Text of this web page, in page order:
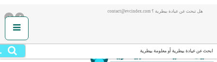
هل تبحث عن عيادة بيطرية ؟ contact@evcindex.com
ابحث عن عيادة بيطرية أو معلومة بيطرية